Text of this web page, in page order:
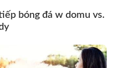
bóng đá w domu vs.